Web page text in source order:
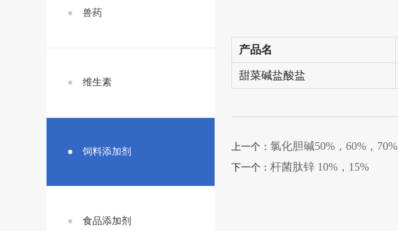
兽药
维生素
饲料添加剂
食品添加剂
产品名
甜菜碱盐酸盐
上一个：氯化胆碱50%，60%，70%
下一个：杆菌肽锌 10%，15%